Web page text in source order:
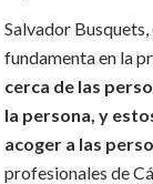
Salvador
fundamenta en la
cerca de las
la persona, y
acoger a las
profesionales de